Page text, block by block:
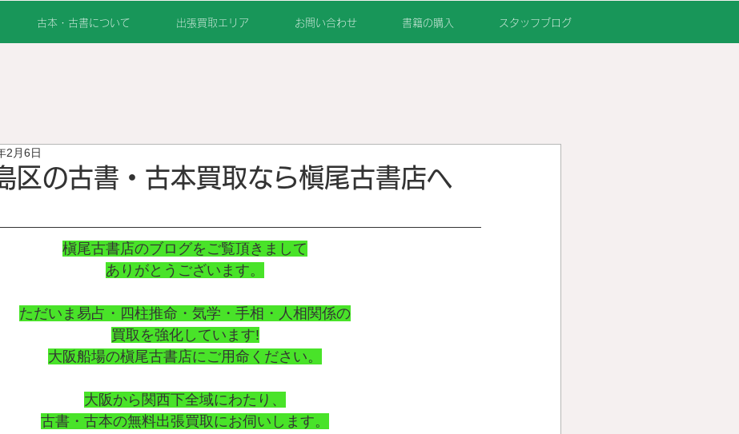
古本・古書について 出張買取エリア お問い合わせ 書籍の購入 スタッフブログ
区の古書・古本買取なら槇尾古書店へ
2月6日
槇尾古書店のブログをご覧頂きまして
ありがとうございます。
ただいま易占・四柱推命・気学・手相・人相関係の
買取を強化しています!
大阪船場の槇尾古書店にご用命ください。
大阪から関西下全域にわたり、
古書・古本の無料出張買取にお伺いします。